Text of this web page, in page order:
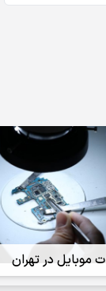
موبایل در تهران